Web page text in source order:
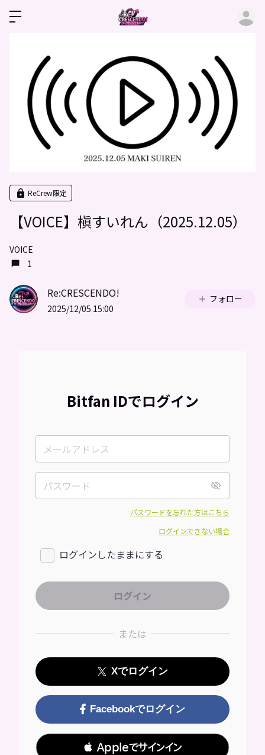
ReCrew限定
【VOICE】槇すいれん（2025.12.05）
VOICE
1
Re:CRESCENDO!
2025/12/05 15:00
フォロー
Bitfan IDでログイン
パスワードを忘れた方はこちら
ログインできない場合
ログインしたままにする
または
Xでログイン
Facebookでログイン
 Appleでサインイン